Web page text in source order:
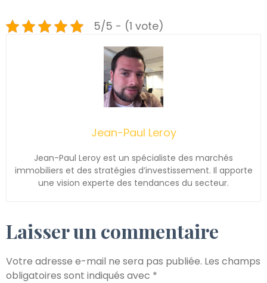
5/5 - (1 vote)
Jean-Paul Leroy
Jean-Paul Leroy est un spécialiste des marchés
immobiliers et des stratégies d’investissement. Il apporte
une vision experte des tendances du secteur.
Laisser un commentaire
Votre adresse e-mail ne sera pas publiée. Les champs
obligatoires sont indiqués avec *